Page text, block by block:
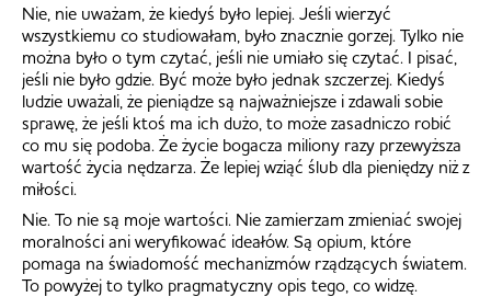
Nie, nie uważam, że kiedyś było lepiej. Jeśli wierzyć
wszystkiemu co studiowałam, było znacznie gorzej. Tylko nie
można było o tym czytać, jeśli nie umiało się czytać. I pisać,
jeśli nie było gdzie. Być może było jednak szczerzej. Kiedyś
ludzie uważali, że pieniądze są najważniejsze i zdawali sobie
sprawę, że jeśli ktoś ma ich dużo, to może zasadniczo robić
co mu się podoba. Że życie bogacza miliony razy przewyższa
wartość życia nędzarza. Że lepiej wziąć ślub dla pieniędzy niż z
miłości.
Nie. To nie są moje wartości. Nie zamierzam zmieniać swojej
moralności ani weryfikować ideałów. Są opium, które
pomaga na świadomość mechanizmów rządzących światem.
To powyżej to tylko pragmatyczny opis tego, co widzę.